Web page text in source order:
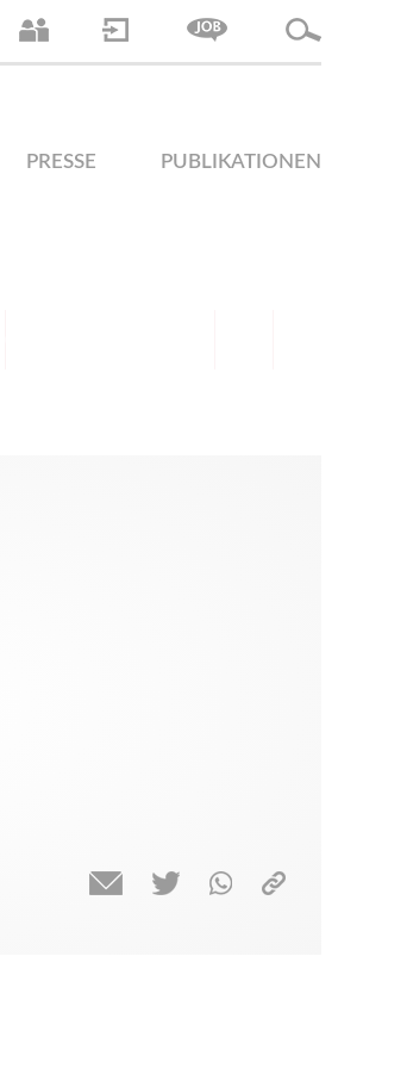
PRESSE PUBLIKATIONEN